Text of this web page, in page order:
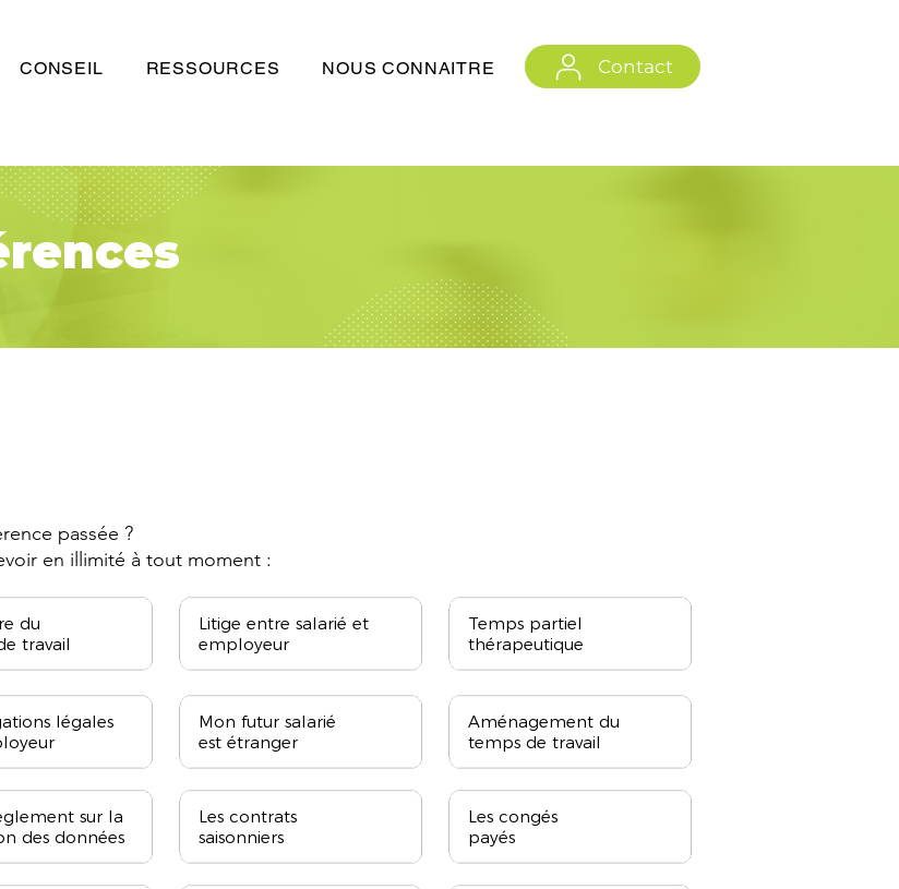
CONSEIL RESSOURCES NOUS CONNAITRE Contact
passée ?
en illimité à tout moment :
du
travail
Litige entre salarié et
employeur
Temps partiel
thérapeutique
légales
sur la
des données
Mon futur salarié
est étranger
Les contrats
saisonniers
Aménagement du
temps de travail
Les congés
payés